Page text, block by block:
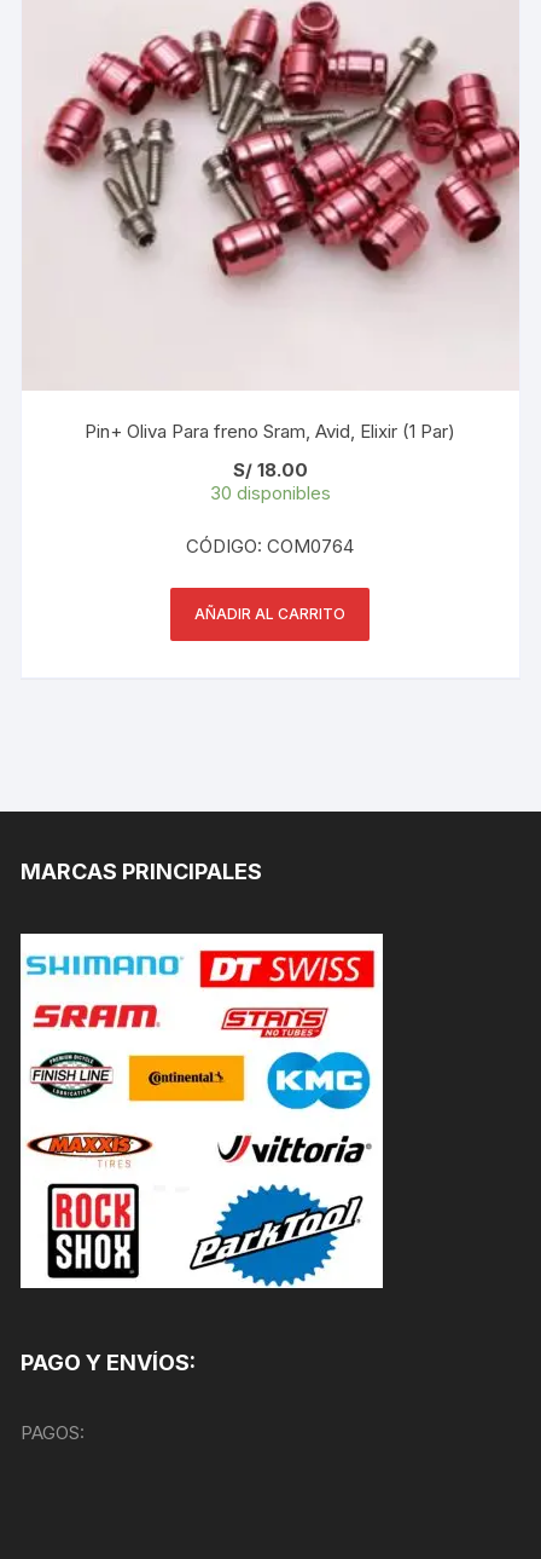
Pin+ Oliva Para freno Sram, Avid, Elixir (1 Par)
S/18.00
30 disponibles
CÓDIGO: COM0764
AÑADIR AL CARRITO
MARCAS PRINCIPALES
PAGO Y ENVÍOS:
PAGOS: